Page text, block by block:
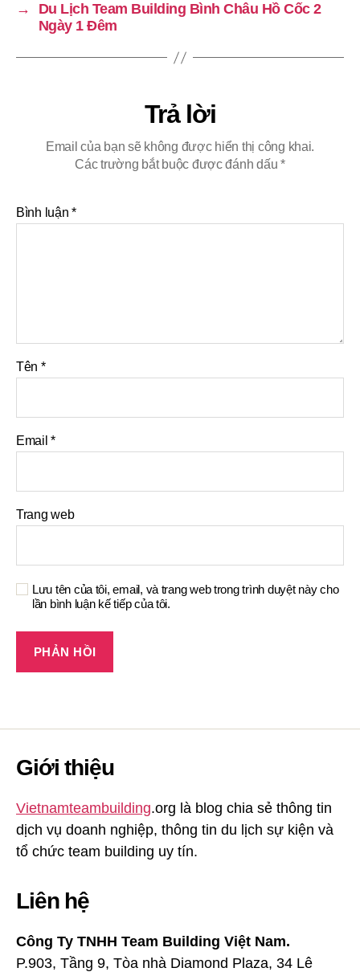
→
Du Lịch Team Building Bình Châu Hồ Cốc 2
Ngày 1 Đêm
Trả lời
Email của bạn sẽ không được hiển thị công khai.
Các trường bắt buộc được đánh dấu*
Bình luận*
Tên *
Email*
Trang web
Lưu tên của tôi, email, và trang web trong trình duyệt này cho
lần bình luận kế tiếp của tôi.
Giới thiệu
Vietnamteambuilding.org là blog chia sẻ thông tin
dịch vụ doanh nghiệp, thông tin du lịch sự kiện và
tổ chức team building uy tín.
Liên hệ
Công Ty TNHH Team Building Việt Nam.
P.903, Tầng 9, Tòa nhà Diamond Plaza, 34 Lê